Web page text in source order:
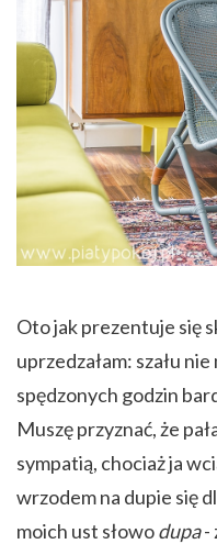
Oto jak prezentuje się
uprzedzałam: szału
spędzonych godzin
Muszę przyznać, że
sympatią, chociaż ja
wrzodem na dupie się
moich ust słowodupa-